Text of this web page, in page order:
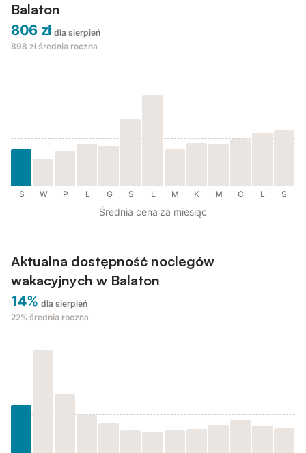
Balaton
806 zł dla sierpień
898 zł średnia roczna
S W P L G S L M K M C L S
Średnia cena za miesiąc
Aktualna dostępność noclegów
wakacyjnych w Balaton
14% dla sierpień
22% średnia roczna